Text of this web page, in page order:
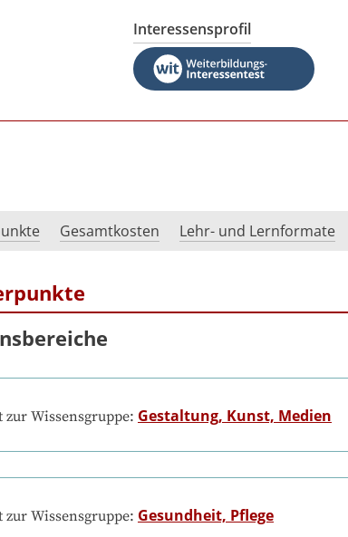
Interessensprofil
Gesamtkosten Lehr- und Lernformate
Wissensgruppe: Gestaltung, Kunst, Medien
Wissensgruppe: Gesundheit, Pflege